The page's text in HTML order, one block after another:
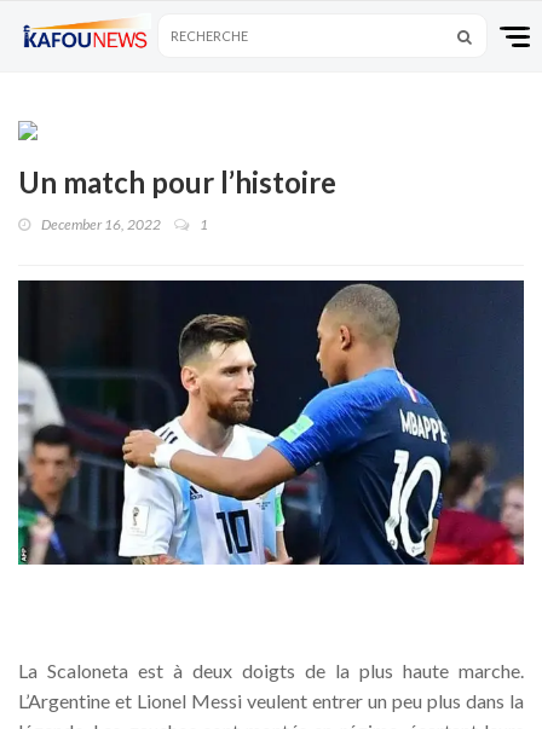
Un match pour l’histoire
December 16, 2022 1
La Scaloneta est à deux doigts de la plus haute marche.
L’Argentine et Lionel Messi veulent entrer un peu plus dans la